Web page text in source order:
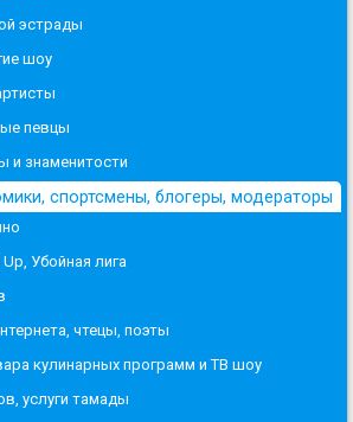
эстрады
шоу
певцы
и знаменитости
спортсмены, блогеры, модераторы
Убойная лига
чтецы, поэты
кулинарных программ и ТВ шоу
услуги тамады